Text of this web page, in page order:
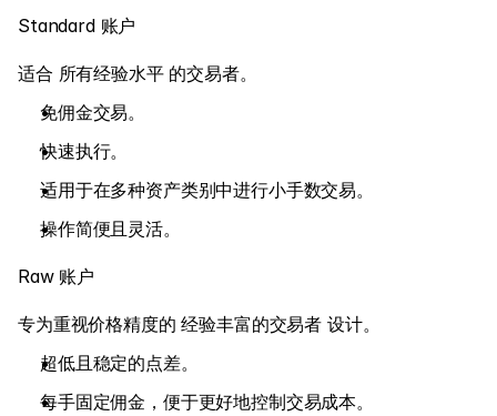
账户规格
市场
外汇
贵金属
索引
股票
能源
公司
Standard 账户
适合 所有经验水平 的交易者。
免佣金交易。
快速执行。
适用于在多种资产类别中进行小手数交易。
操作简便且灵活。
Raw 账户
专为重视价格精度的 经验丰富的交易者 设计。
超低且稳定的点差。
每手固定佣金，便于更好地控制交易成本。